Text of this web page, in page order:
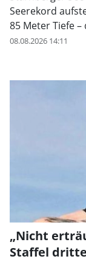
Seerekord
85 Meter Tiefe
08.08.2026 14:11
„Nicht
Staffel